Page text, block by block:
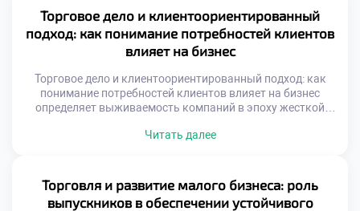
обновления знаний и навыков. Выпускники должны
балансировать между использованием инструментов и
развитием личности. Адаптивность к новшествам
определяет траекторию карьерного роста. […]
Торговое дело и клиентоориентированный
подход: как понимание потребностей клиентов
влияет на бизнес
Торговое дело и клиентоориентированный подход: как
понимание потребностей клиентов влияет на бизнес
определяет выживаемость компаний в эпоху жесткой
предложениями, поэтому борьба идет за внимание
безликим механизмом обмена ценностями. Фокус
смещается с продукта на решение проблем аудитории. […]
Читать далее
Торговля и развитие малого бизнеса: роль
выпускников в обеспечении устойчивого